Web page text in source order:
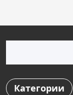
Категории